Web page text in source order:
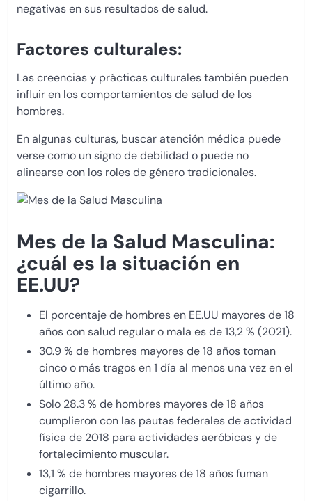
negativas en sus resultados de salud.
Factores culturales:
Las creencias y prácticas culturales también pueden
influir en los comportamientos de salud de los
hombres.
En algunas culturas, buscar atención médica puede
verse como un signo de debilidad o puede no
alinearse con los roles de género tradicionales.
Mes de la Salud Masculina:
¿cuál es la situación en
EE.UU?
El porcentaje de hombres en EE.UU mayores de 18
años con salud regular o mala es de 13,2 % (2021).
30.9 % de hombres mayores de 18 años toman
cinco o más tragos en 1 día al menos una vez en el
último año.
Solo 28.3 % de hombres mayores de 18 años
cumplieron con las pautas federales de actividad
física de 2018 para actividades aeróbicas y de
fortalecimiento muscular.
13,1 % de hombres mayores de 18 años fuman
cigarrillo.